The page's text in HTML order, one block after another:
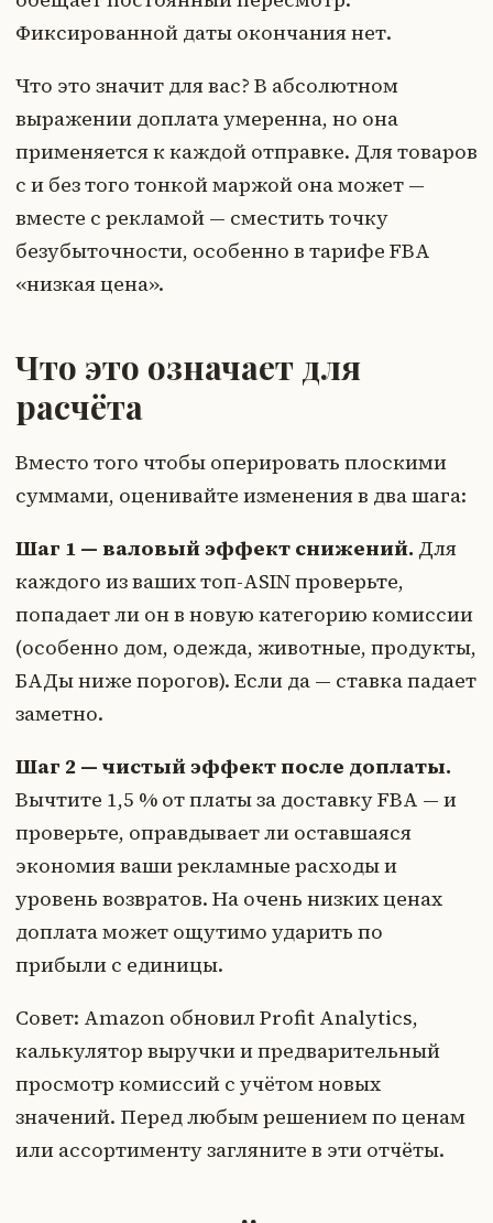
Фиксированной даты окончания нет.
Что это значит для вас? В абсолютном
выражении доплата умеренна, но она
применяется к каждой отправке. Для товаров
с и без того тонкой маржой она может —
вместе с рекламой — сместить точку
безубыточности, особенно в тарифе FBA
«низкая цена».
Что это означает для
расчёта
Вместо того чтобы оперировать плоскими
суммами, оценивайте изменения в два шага:
Шаг 1 — валовый эффект снижений. Для
каждого из ваших топ-ASIN проверьте,
попадает ли он в новую категорию комиссии
(особенно дом, одежда, животные, продукты,
БАДы ниже порогов). Если да — ставка падает
заметно.
Шаг 2 — чистый эффект после доплаты.
Вычтите 1,5 % от платы за доставку FBA — и
проверьте, оправдывает ли оставшаяся
экономия ваши рекламные расходы и
уровень возвратов. На очень низких ценах
доплата может ощутимо ударить по
прибыли с единицы.
Совет: Amazon обновил Profit Analytics,
калькулятор выручки и предварительный
просмотр комиссий с учётом новых
значений. Перед любым решением по ценам
или ассортименту загляните в эти отчёты.